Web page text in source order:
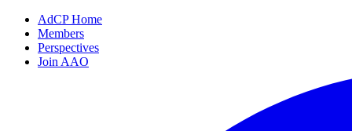
AdCP Home
Members
Perspectives
Join AAO